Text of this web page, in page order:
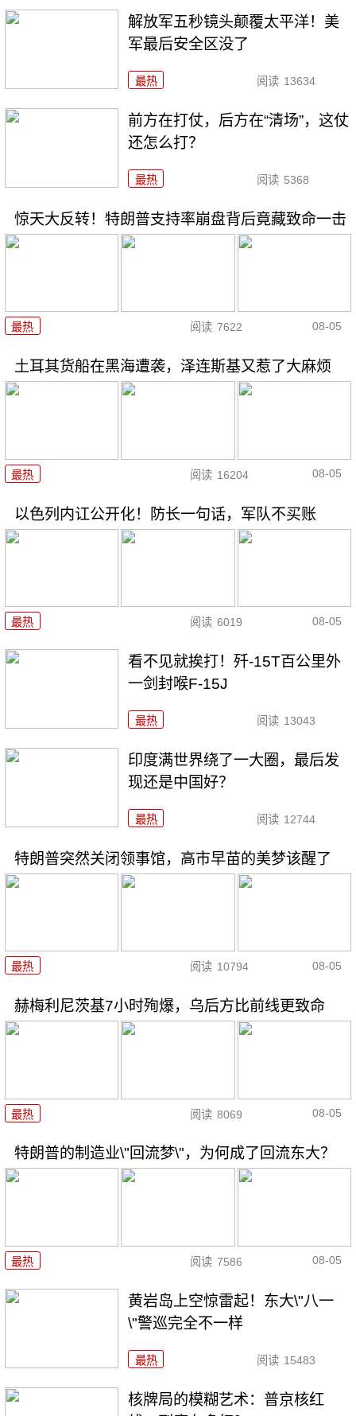
解放军五秒镜头颠覆太平洋！美
军最后安全区没了
最热 阅读 13634
前方在打仗，后方在“清场”，这仗
还怎么打？
最热 阅读 5368
惊天大反转！特朗普支持率崩盘背后竟藏致命一击
最热 阅读 7622 08-05
土耳其货船在黑海遭袭，泽连斯基又惹了大麻烦
最热 阅读 16204 08-05
以色列内讧公开化！防长一句话，军队不买账
最热 阅读 6019 08-05
看不见就挨打！歼-15T百公里外
一剑封喉F-15J
最热 阅读 13043
印度满世界绕了一大圈，最后发
现还是中国好？
最热 阅读 12744
特朗普突然关闭领事馆，高市早苗的美梦该醒了
最热 阅读 10794 08-05
赫梅利尼茨基7小时殉爆，乌后方比前线更致命
最热 阅读 8069 08-05
特朗普的制造业\"回流梦\"，为何成了回流东大？
最热 阅读 7586 08-05
黄岩岛上空惊雷起！东大\"八一
\"警巡完全不一样
最热 阅读 15483
核牌局的模糊艺术：普京核红